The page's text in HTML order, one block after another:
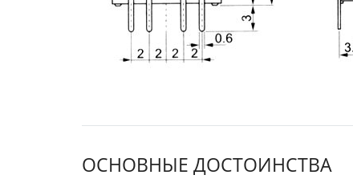
ОСНОВНЫЕ ДОСТОИНСТВА